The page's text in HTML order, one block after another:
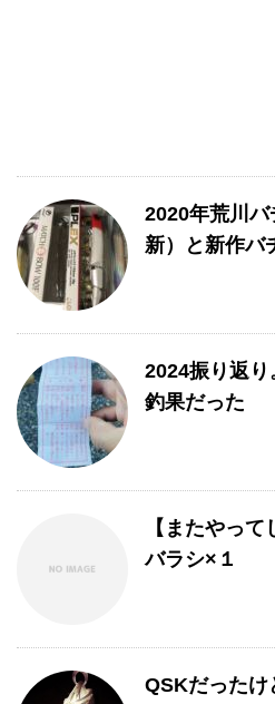
2020年荒川
新）と新作バ
2024振り返
釣果だった
【またやっ
バラシ×１
QSKだったけ